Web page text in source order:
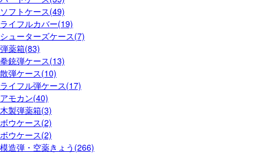
ソフトケース(49)
ライフルカバー(19)
シューターズケース(7)
弾薬箱(83)
拳銃弾ケース(13)
散弾ケース(10)
ライフル弾ケース(17)
アモカン(40)
木製弾薬箱(3)
ボウケース(2)
ボウケース(2)
模造弾・空薬きょう(266)